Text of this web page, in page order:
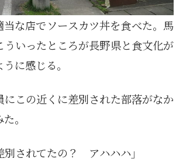
当な店でソースカツ丼を食べた。馬
ういったところが長野県と食文化が
に感じる。
にこの近くに差別された部落がなか
。
別されてたの？ アハハハ」